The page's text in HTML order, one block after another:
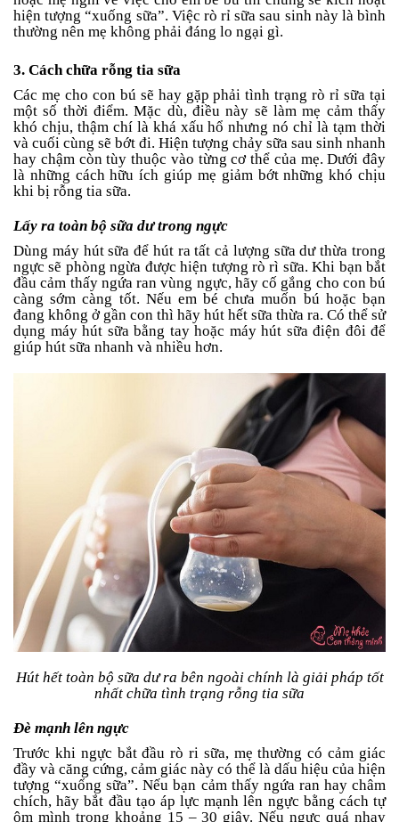
hiện tượng “xuống sữa”. Việc rò rỉ sữa sau sinh này là bình
thường nên mẹ không phải đáng lo ngại gì.
3. Cách chữa rỗng tia sữa
Các mẹ cho con bú sẽ hay gặp phải tình trạng rò rỉ sữa tại
một số thời điểm. Mặc dù, điều này sẽ làm mẹ cảm thấy
khó chịu, thậm chí là khá xấu hổ nhưng nó chỉ là tạm thời
và cuối cùng sẽ bớt đi. Hiện tượng chảy sữa sau sinh nhanh
hay chậm còn tùy thuộc vào từng cơ thể của mẹ. Dưới đây
là những cách hữu ích giúp mẹ giảm bớt những khó chịu
khi bị rỗng tia sữa.
Lấy ra toàn bộ sữa dư trong ngực
Dùng máy hút sữa để hút ra tất cả lượng sữa dư thừa trong
ngực sẽ phòng ngừa được hiện tượng rò rì sữa. Khi bạn bắt
đầu cảm thấy ngứa ran vùng ngực, hãy cố gắng cho con bú
càng sớm càng tốt. Nếu em bé chưa muốn bú hoặc bạn
đang không ở gần con thì hãy hút hết sữa thừa ra. Có thể sử
dụng máy hút sữa bằng tay hoặc máy hút sữa điện đôi để
giúp hút sữa nhanh và nhiều hơn.
Hút hết toàn bộ sữa dư ra bên ngoài chính là giải pháp tốt
nhất chữa tình trạng rỗng tia sữa
Đè mạnh lên ngực
Trước khi ngực bắt đầu rò ri sữa, mẹ thường có cảm giác
đầy và căng cứng, cảm giác này có thể là dấu hiệu của hiện
tượng “xuống sữa”. Nếu bạn cảm thấy ngứa ran hay châm
chích, hãy bắt đầu tạo áp lực mạnh lên ngực bằng cách tự
ôm mình trong khoảng 15 – 30 giây. Nếu ngực quá nhạy